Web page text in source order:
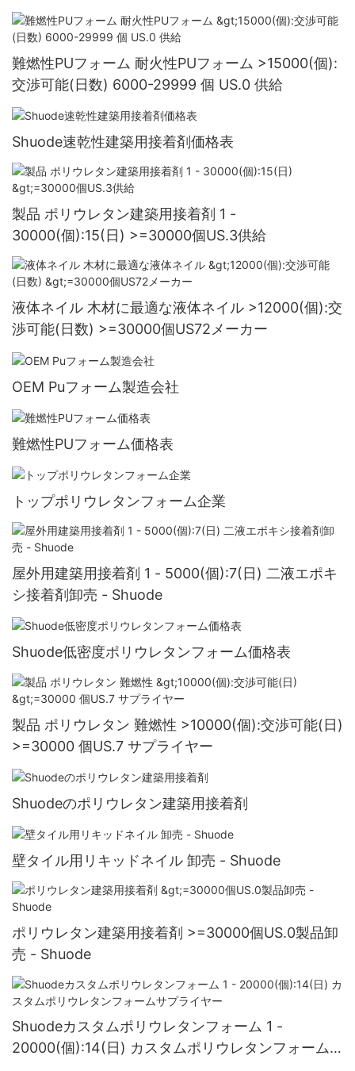
難燃性PUフォーム 耐火性PUフォーム >15000(個):
交渉可能(日数) 6000-29999 個 US.0 供給
Shuode速乾性建築用接着剤価格表
製品 ポリウレタン建築用接着剤 1 -
30000(個):15(日) >=30000個US.3供給
液体ネイル 木材に最適な液体ネイル >12000(個):交
渉可能(日数) >=30000個US72メーカー
OEM Puフォーム製造会社
難燃性PUフォーム価格表
トップポリウレタンフォーム企業
屋外用建築用接着剤 1 - 5000(個):7(日) 二液エポキ
シ接着剤卸売 - Shuode
Shuode低密度ポリウレタンフォーム価格表
製品 ポリウレタン 難燃性 >10000(個):交渉可能(日)
>=30000 個US.7 サプライヤー
Shuodeのポリウレタン建築用接着剤
壁タイル用リキッドネイル 卸売 - Shuode
ポリウレタン建築用接着剤 >=30000個US.0製品卸
売 - Shuode
Shuodeカスタムポリウレタンフォーム 1 -
20000(個):14(日) カスタムポリウレタンフォーム